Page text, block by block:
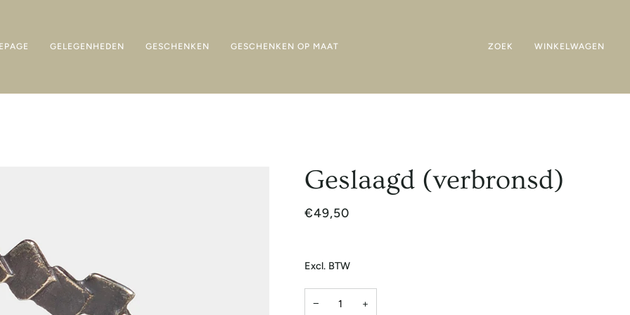
GELEGENHEDEN GESCHENKEN GESCHENKEN OP MAAT ZOEK WINKELWAGEN
Geslaagd (verbronsd)
€49,50
Excl. BTW
− +